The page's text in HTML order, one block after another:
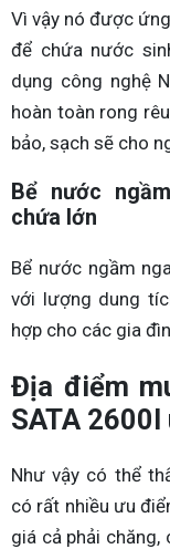
Vì vậy nó được
để chứa nước
dụng công nghệ
hoàn toàn rong
bảo, sạch sẽ cho
Bể nước
chứa lớn
Bể nước ngầm
với lượng dung
hợp cho các gia
Địa điểm
SATA
Như vậy có thể
có rất nhiều ưu
giá cả phải